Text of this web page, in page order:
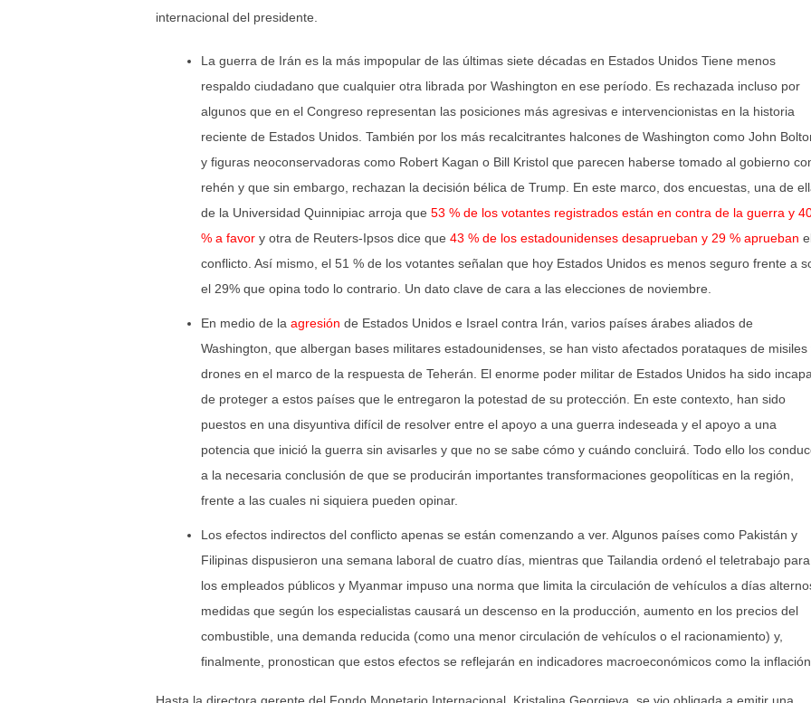
internacional del presidente.
La guerra de Irán es la más impopular de las últimas siete décadas en Estados Unidos Tiene menos
respaldo ciudadano que cualquier otra librada por Washington en ese período. Es rechazada incluso por
algunos que en el Congreso representan las posiciones más agresivas e intervencionistas en la historia
reciente de Estados Unidos. También por los más recalcitrantes halcones de Washington como John
y figuras neoconservadoras como Robert Kagan o Bill Kristol que parecen haberse tomado al gobierno
rehén y que sin embargo, rechazan la decisión bélica de Trump. En este marco, dos encuestas, una de
de la Universidad Quinnipiac arroja que 53 % de los votantes registrados están en contra de la guerra y
% a favor y otra de Reuters-Ipsos dice que 43 % de los estadounidenses desaprueban y 29 % aprueban
conflicto. Así mismo, el 51 % de los votantes señalan que hoy Estados Unidos es menos seguro frente a
el 29% que opina todo lo contrario. Un dato clave de cara a las elecciones de noviembre.
En medio de la agresión de Estados Unidos e Israel contra Irán, varios países árabes aliados de
Washington, que albergan bases militares estadounidenses, se han visto afectados porataques de misiles
drones en el marco de la respuesta de Teherán. El enorme poder militar de Estados Unidos ha sido
de proteger a estos países que le entregaron la potestad de su protección. En este contexto, han sido
puestos en una disyuntiva difícil de resolver entre el apoyo a una guerra indeseada y el apoyo a una
potencia que inició la guerra sin avisarles y que no se sabe cómo y cuándo concluirá. Todo ello los
a la necesaria conclusión de que se producirán importantes transformaciones geopolíticas en la región,
frente a las cuales ni siquiera pueden opinar.
Los efectos indirectos del conflicto apenas se están comenzando a ver. Algunos países como Pakistán y
Filipinas dispusieron una semana laboral de cuatro días, mientras que Tailandia ordenó el teletrabajo para
los empleados públicos y Myanmar impuso una norma que limita la circulación de vehículos a días
medidas que según los especialistas causará un descenso en la producción, aumento en los precios del
combustible, una demanda reducida (como una menor circulación de vehículos o el racionamiento) y,
finalmente, pronostican que estos efectos se reflejarán en indicadores macroeconómicos como la inflación.
Hasta la directora gerente del Fondo Monetario Internacional, Kristalina Georgieva, se vio obligada a emitir una